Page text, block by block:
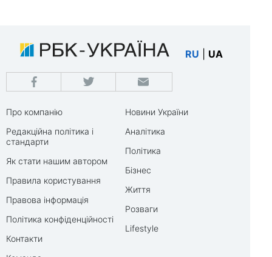
RU UA
Про компанію
Редакційна політика і
стандарти
Як стати нашим автором
Правила користування
Правова інформація
Політика конфіденційності
Контакти
Новини України
Аналітика
Політика
Бізнес
Життя
Розваги
Lifestyle